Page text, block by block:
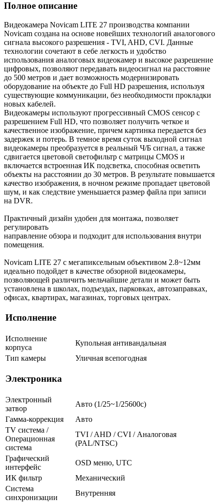
Полное описание
Видеокамера Novicam LITE 27 производства компании
Novicam создана на основе новейших технологий аналогового
сигнала высокого разрешения - TVI, AHD, CVI. Данные
технологии сочетают в себе легкость и удобство
использования аналоговых видеокамер и высокое разрешение
цифровых, позволяют передавать видеосигнал на расстояние
до 500 метров и дает возможность модернизировать
оборудование на объекте до Full HD разрешения, используя
существующие коммуникации, без необходимости прокладки
новых кабелей.
Видеокамеры используют прогрессивный CMOS сенсор c
разрешением Full HD, что позволяет получить четкое и
качественное изображение, причем картинка передается без
задержек и потерь. В темное время суток выходной сигнал
видеокамеры преобразуется в реальный Ч/Б сигнал, а также
сдвигается цветовой светофильтр с матрицы CMOS и
включается встроенная ИК подсветка, способная осветить
объекты на расстоянии до 30 метров. В результате повышается
качество изображения, в ночном режиме пропадает цветовой
шум, и как следствие уменьшается размер файла при записи
на DVR.
Практичный дизайн удобен для монтажа, позволяет
регулировать
направление обзора и подходит для использования внутри
помещения.
Novicam LITE 27 с мегапиксельным объективом 2.8~12мм
идеально подойдет в качестве обзорной видеокамеры,
позволяющей различить мельчайшие детали и может быть
установлена в школах, подъездах, парковках, автозаправках,
офисах, квартирах, магазинах, торговых центрах.
Исполнение
Исполнение
корпуса
Купольная антивандальная
Тип камеры
Уличная всепогодная
Электроника
Электронный
затвор
Авто (1/25~1/25600с)
Гамма-коррекция
Авто
TV система /
Операционная
система
TVI / AHD / CVI / Аналоговая
(PAL/NTSC)
Графический
интерфейс
OSD меню, UTC
ИК фильтр
Механический
Система
синхронизации
Внутренняя